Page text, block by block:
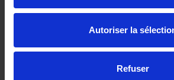
Autoriser la
Refuser